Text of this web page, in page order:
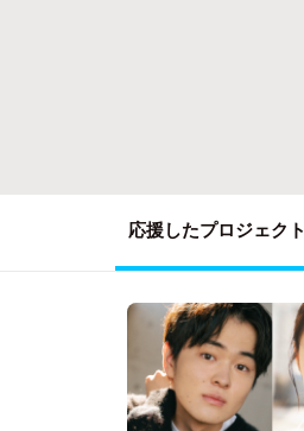
応援したプロジェクト